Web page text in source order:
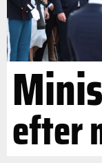
efter